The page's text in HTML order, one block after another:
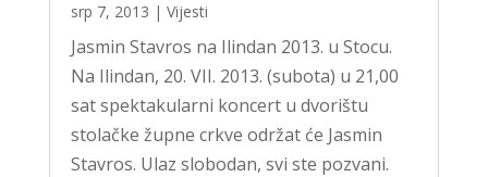
srp 7, 2013 | Vijesti
Jasmin Stavros na Ilindan 2013. u Stocu.
Na Ilindan, 20. VII. 2013. (subota) u 21,00
sat spektakularni koncert u dvorištu
stolačke župne crkve održat će Jasmin
Stavros. Ulaz slobodan, svi ste pozvani.